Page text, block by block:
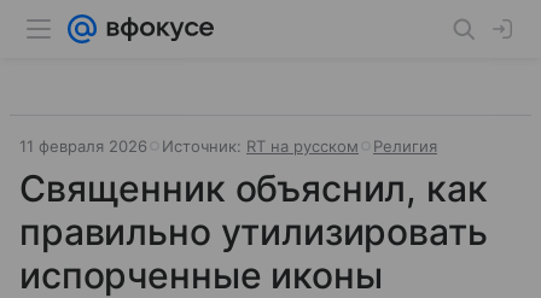
11 февраля 2026 Источник: RT на русском Религия
Священник объяснил, как
правильно утилизировать
испорченные иконы